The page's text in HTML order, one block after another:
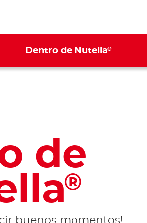
Dentro de Nutella®
de
®
buenos momentos!